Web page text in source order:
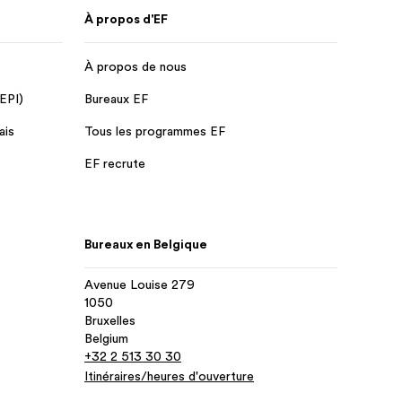
À propos d'EF
À propos de nous
Bureaux EF
Tous les programmes EF
EF recrute
Bureaux en Belgique
Avenue Louise 279
1050
Bruxelles
Belgium
+32 2 513 30 30
Itinéraires/heures d'ouverture